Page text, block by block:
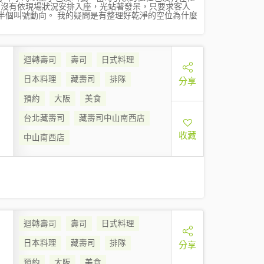
有依現場狀況安排入座，光站著發呆，只要求客人
叫號動向。 我的疑問是有整理好乾淨的空位為什麼
迴轉壽司 壽司
日式料理
日本料理
藏壽司
排隊
預約
大阪
美食
台北藏壽司
藏壽司中山南西店
中山南西店
分享
收藏
迴轉壽司 壽司
日式料理
日本料理
藏壽司
排隊
分享